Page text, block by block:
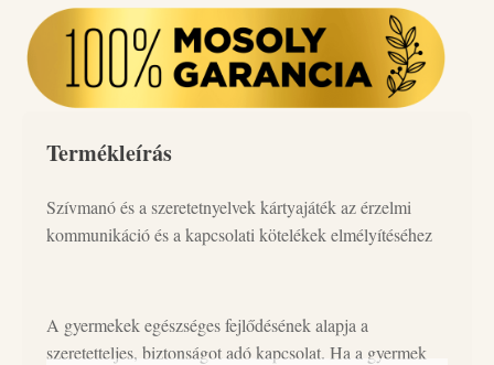
Termékleírás
Szívmanó és a szeretetnyelvek kártyajáték az érzelmi
kommunikáció és a kapcsolati kötelékek elmélyítéséhez
A gyermekek egészséges fejlődésének alapja a
szeretetteljes, biztonságot adó kapcsolat. Ha a gyermek